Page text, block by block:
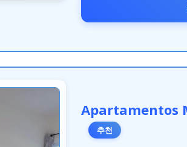
Apartamentos
추천